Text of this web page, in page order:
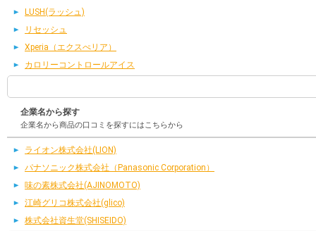
LUSH(ラッシュ)
リセッシュ
Xperia（エクスぺリア）
カロリーコントロールアイス
企業名から探す
企業名から商品の口コミを探すにはこちらから
ライオン株式会社(LION)
パナソニック株式会社（Panasonic Corporation）
味の素株式会社(AJINOMOTO)
江崎グリコ株式会社(glico)
株式会社資生堂(SHISEIDO)